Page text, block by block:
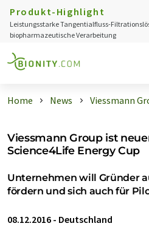
Produkt-Highlight
Leistungsstarke Tangentialfluss-
biopharmazeutische Verarbeitung
Home News Viessmann
Viessmann Group ist
Science4Life Energy Cup
Unternehmen will Gründer
fördern und sich auch für
08.12.2016 - Deutschland